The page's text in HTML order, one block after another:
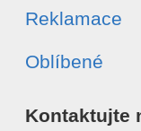
Reklamace
Oblíbené
Kontaktujte